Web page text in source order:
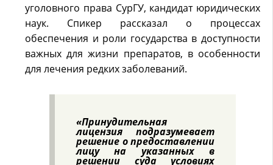
уголовного права СурГУ, кандидат юридических
наук. Спикер рассказал о процессах
обеспечения и роли государства в доступности
важных для жизни препаратов, в особенности
для лечения редких заболеваний.
«Принудительная
лицензия подразумевает
решение о предоставлении
лицу на указанных в
решении суда условиях